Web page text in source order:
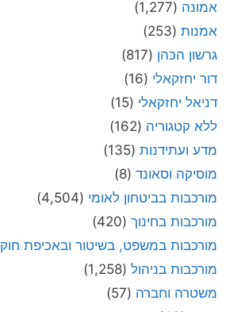
אמונה (1,277)
אמנות (253)
גרשון הכהן (817)
דור יחזקאלי (16)
דניאל יחזקאלי (15)
ללא קטגוריה (162)
מדע ועתידנות (135)
מוסיקה וסאונד (8)
מורכבות בביטחון לאומי (4,504)
מורכבות בחינוך (420)
מורכבות במשפט, בשיטור ובאכיפת חוק
מורכבות בניהול (1,258)
משטרה וחברה (57)